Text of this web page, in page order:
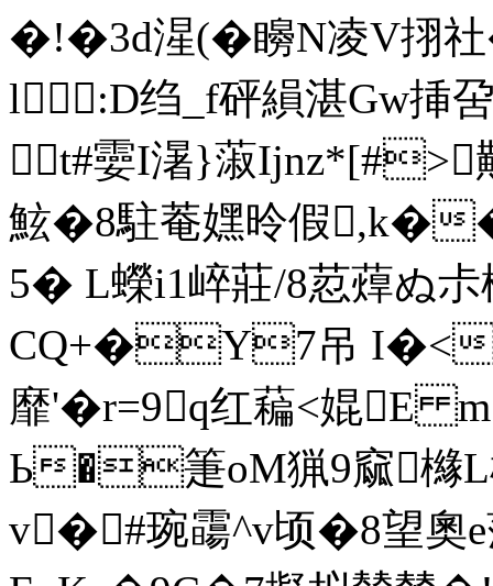
�!�3d湦(�矈N凌V挧
l:D绉_f砰縜湛Gw挿
t#孁I濐}蔋Ijnz*[#>
鮌�8駐菴嫼昤假,k�
5� L蠑i1崪莊/8荵蔊ぬ尗
CQ+�Y7吊 I�<
靡'�r=9q红藊<婫E
Ь�箑oM猟9窳櫞L
v�#琬霷^v顷�8望